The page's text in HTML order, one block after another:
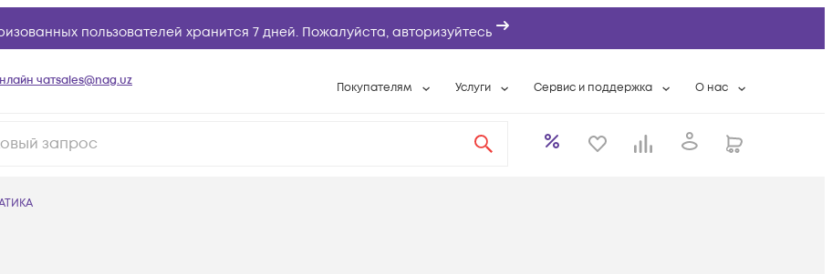
пользователей хранится 7 дней. Пожалуйста, авторизуйтесь
чатsales@nag.uz Покупателям Услуги
Расширенная гарантия
Сервис и поддержка
Разовые выездные работы
О нас
Контактная